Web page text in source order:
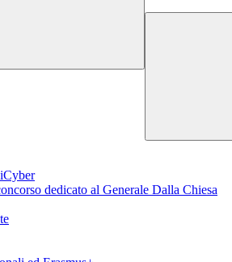
dedicato al Generale Dalla Chiesa